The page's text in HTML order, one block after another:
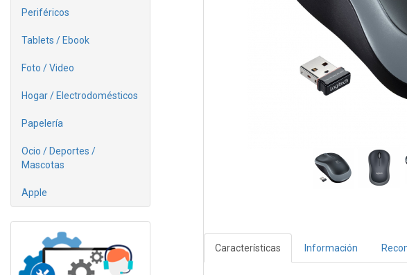
Periféricos
Tablets / Ebook
Foto / Video
Hogar / Electrodomésticos
Papelería
Ocio / Deportes /
Mascotas
Apple
Características Información